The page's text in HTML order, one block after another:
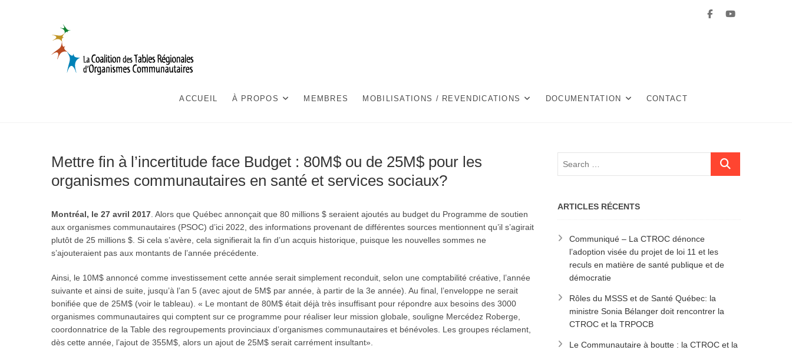
Facebook
Youtube
ACCUEIL À PROPOS MEMBRES MOBILISATIONS / REVENDICATIONS DOCUMENTATION CONTACT
Mettre fin à l’incertitude face Budget : 80M$ ou de 25M$ pour les
organismes communautaires en santé et services sociaux?
Montréal, le 27 avril 2017 . Alors que Québec annonçait que 80 millions $ seraient ajoutés au budget du Programme de soutien
aux organismes communautaires (PSOC) d’ici 2022, des informations provenant de différentes sources mentionnent qu’il s’agirait
plutôt de 25 millions $. Si cela s’avère, cela signifierait la fin d’un acquis historique, puisque les nouvelles sommes ne
s’ajouteraient pas aux montants de l’année précédente.
Ainsi, le 10M$ annoncé comme investissement cette année serait simplement reconduit, selon une comptabilité créative, l’année
suivante et ainsi de suite, jusqu’à l’an 5 (avec ajout de 5M$ par année, à partir de la 3e année). Au final, l’enveloppe ne serait
bonifiée que de 25M$ (voir le tableau). « Le montant de 80M$ était déjà très insuffisant pour répondre aux besoins des 3000
organismes communautaires qui comptent sur ce programme pour réaliser leur mission globale, souligne Mercédez Roberge,
coordonnatrice de la Table des regroupements provinciaux d’organismes communautaires et bénévoles. Les groupes réclament,
dès cette année, l’ajout de 355M$, alors un ajout de 25M$ serait carrément insultant».
ARTICLES RÉCENTS
Communiqué – La CTROC dénonce
l’adoption visée du projet de loi 11 et les
reculs en matière de santé publique et de
démocratie
Rôles du MSSS et de Santé Québec: la
ministre Sonia Bélanger doit rencontrer la
CTROC et la TRPOCB
Le Communautaire à boutte : la CTROC et la